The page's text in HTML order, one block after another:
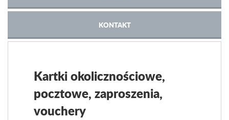
KONTAKT
Kartki okolicznościowe,
pocztowe, zaproszenia,
vouchery